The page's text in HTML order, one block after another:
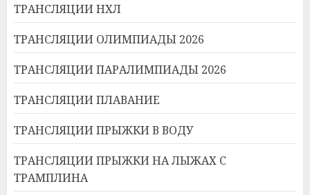
ТРАНСЛЯЦИИ НХЛ
ТРАНСЛЯЦИИ ОЛИМПИАДЫ 2026
ТРАНСЛЯЦИИ ПАРАЛИМПИАДЫ 2026
ТРАНСЛЯЦИИ ПЛАВАНИЕ
ТРАНСЛЯЦИИ ПРЫЖКИ В ВОДУ
ТРАНСЛЯЦИИ ПРЫЖКИ НА ЛЫЖАХ С
ТРАМПЛИНА